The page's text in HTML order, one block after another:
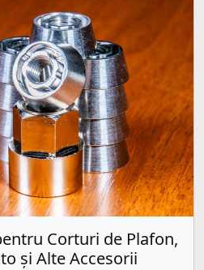
Corturi de Plafon,
și Alte Accesorii